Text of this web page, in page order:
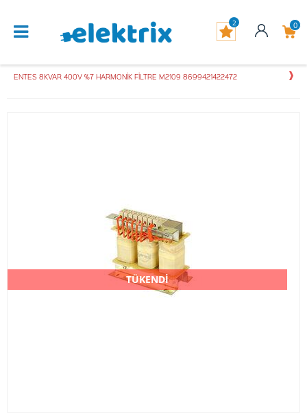
0
2
ENTES 8KVAR 400V %7 HARMONİK FİLTRE M2109 8699421422472
TÜKENDİ